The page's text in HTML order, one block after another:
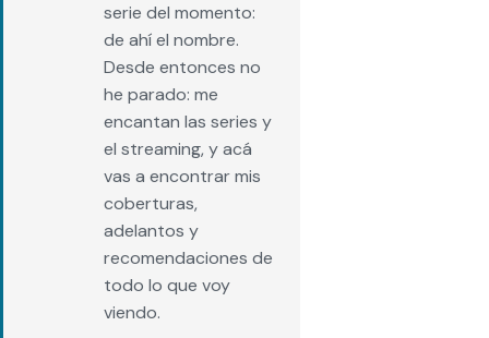
serie del momento:
de ahí el nombre.
Desde entonces no
he parado: me
encantan las series y
el streaming, y acá
vas a encontrar mis
coberturas,
adelantos y
recomendaciones de
todo lo que voy
viendo.